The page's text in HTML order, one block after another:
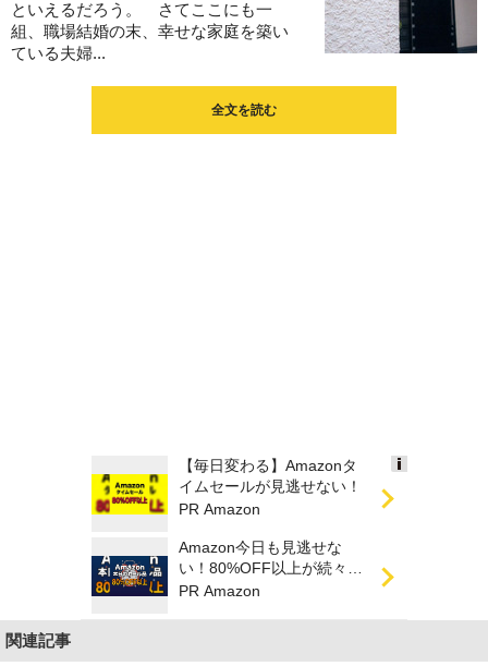
といえるだろう。 さてここにも一
組、職場結婚の末、幸せな家庭を築い
ている夫婦...
全文を読む
by
【毎日変わる】Amazonタ
イムセールが見逃せない！
PR Amazon
Amazon今日も見逃せな
い！80%OFF以上が続々登
場
PR Amazon
関連記事